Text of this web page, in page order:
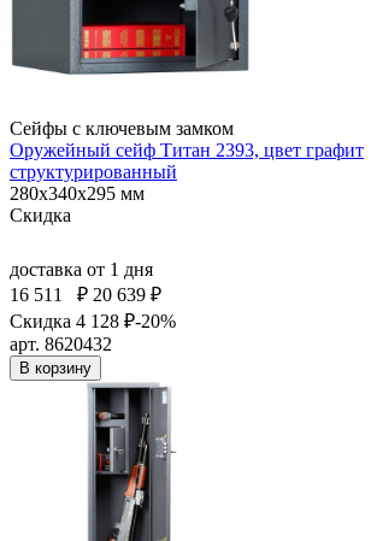
Сейфы с ключевым замком
Оружейный сейф Титан 2393, цвет графит
структурированный
280x340x295 мм
Скидка
доставка от 1 дня
16 511
₽ 20 639 ₽
Скидка 4 128 ₽-20%
арт. 8620432
В корзину